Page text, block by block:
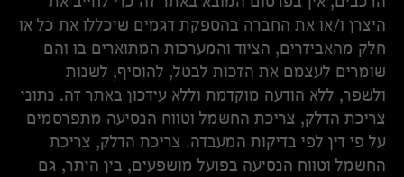
היצרן ו/או את החברה בהספקת דגמים שיכללו את כל או
חלק מהאביזרים, הציוד והמערכות המתוארים בו והם
שומרים לעצמם את הזכות לבטל, להוסיף, לשנות
ולשפר, ללא הודעה מוקדמת וללא עידכון באתר זה. נתוני
צריכת הדלק, צריכת החשמל וטווח הנסיעה מתפרסמים
על פי דין לפי בדיקות המעבדה. צריכת הדלק, צריכת
החשמל וטווח הנסיעה בפועל מושפעים, בין היתר, גם